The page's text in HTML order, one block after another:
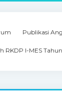
Publikasi
RKDP I-MES